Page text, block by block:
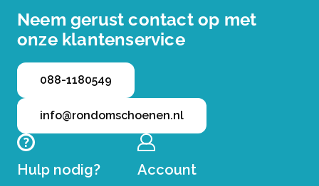
Neem gerust contact op met
onze klantenservice
088-1180549
info@rondomschoenen.nl
Hulp nodig? Account